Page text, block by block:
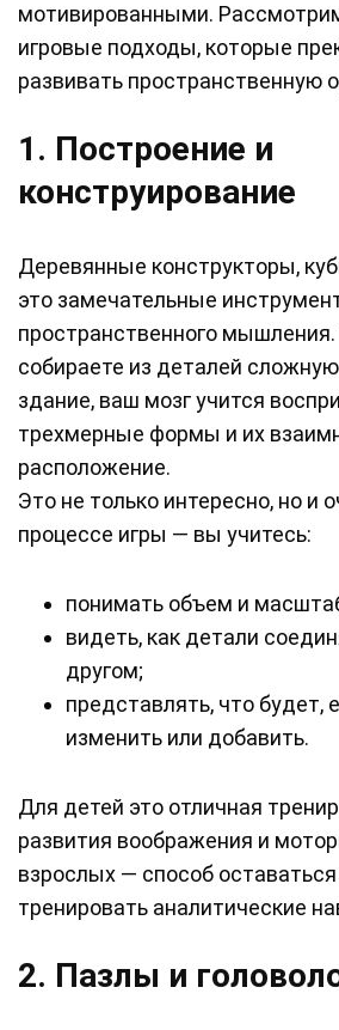
мотивированными.
игровые подходы, которые
развивать пространственную
1. Построение и
конструирование
Деревянные конструкторы,
это замечательные
пространственного
собираете из деталей
здание, ваш мозг учится
трехмерные формы и их
расположение.
Это не только интересно, но и
процессе игры — вы учитесь:
понимать объем и
видеть, как детали
другом;
представлять, что будет,
изменить или добавить.
Для детей это отличная
развития воображения и
взрослых — способ оставаться
тренировать аналитические
2. Пазлы и